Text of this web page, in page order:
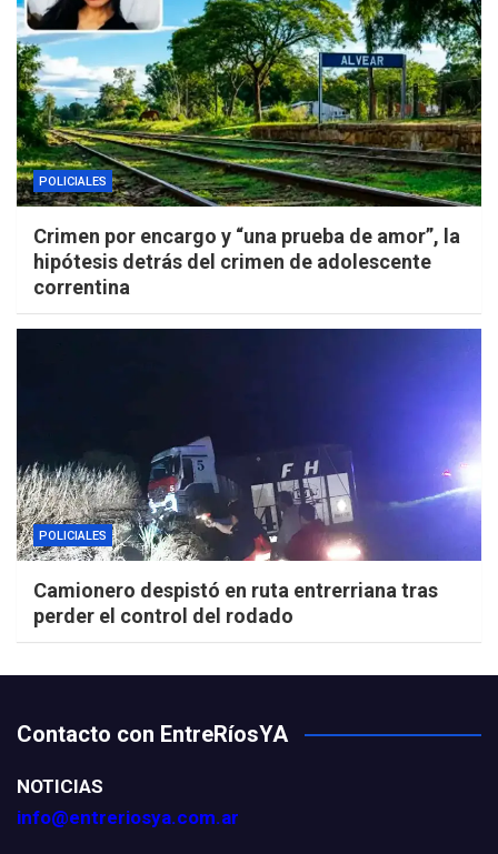
POLICIALES
Crimen por encargo y “una prueba de amor”, la
hipótesis detrás del crimen de adolescente
correntina
POLICIALES
Camionero despistó en ruta entrerriana tras
perder el control del rodado
Contacto con EntreRíosYA
NOTICIAS
info@entreriosya.com.ar